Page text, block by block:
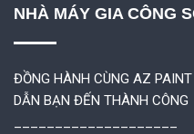
NHÀ MÁY GIA CÔNG
ĐỒNG HÀNH CÙNG AZ
DẪN BẠN ĐẾN THÀNH CÔNG